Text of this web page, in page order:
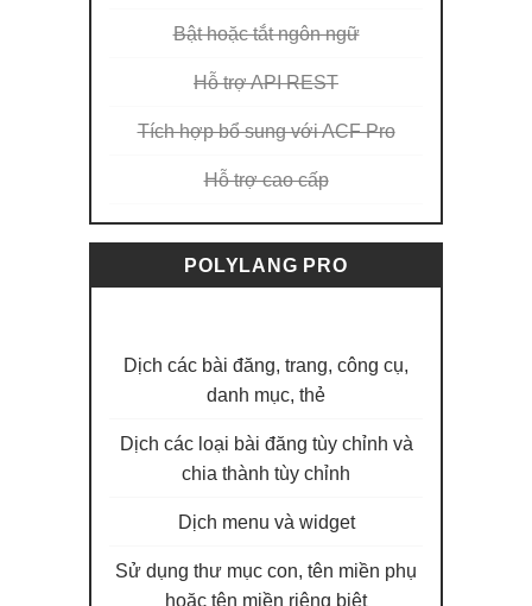
Bật hoặc tắt ngôn ngữ
Hỗ trợ API REST
Tích hợp bổ sung với ACF Pro
Hỗ trợ cao cấp
POLYLANG PRO
Dịch các bài đăng, trang, công cụ,
danh mục, thẻ
Dịch các loại bài đăng tùy chỉnh và
chia thành tùy chỉnh
Dịch menu và widget
Sử dụng thư mục con, tên miền phụ
hoặc tên miền riêng biệt